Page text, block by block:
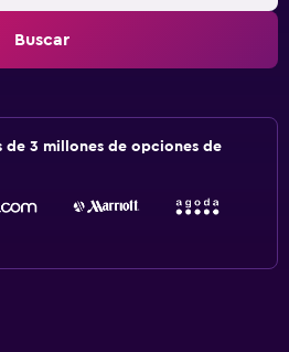
Buscar
de 3 millones de opciones de